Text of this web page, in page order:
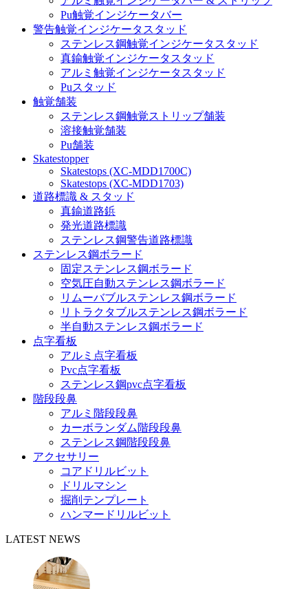
Pu触覚インジケータバー
警告触覚インジケータスタッド
ステンレス鋼触覚インジケータスタッド
真鍮触覚インジケータスタッド
アルミ触覚インジケータスタッド
Puスタッド
触覚舗装
ステンレス鋼触覚ストリップ舗装
溶接触覚舗装
Pu舗装
Skatestopper
Skatestops (XC-MDD1700C)
Skatestops (XC-MDD1703)
道路標識 & スタッド
真鍮道路鋲
発光道路標識
ステンレス鋼警告道路標識
ステンレス鋼ボラード
固定ステンレス鋼ボラード
空気圧自動ステンレス鋼ボラード
リムーバブルステンレス鋼ボラード
リトラクタブルステンレス鋼ボラード
半自動ステンレス鋼ボラード
点字看板
アルミ点字看板
Pvc点字看板
ステンレス鋼pvc点字看板
階段段鼻
アルミ階段段鼻
カーボランダム階段段鼻
ステンレス鋼階段段鼻
アクセサリー
コアドリルビット
ドリルマシン
掘削テンプレート
ハンマードリルビット
LATEST NEWS